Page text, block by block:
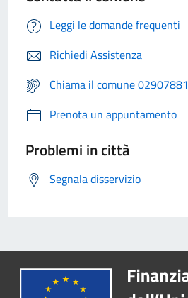
Leggi le domande frequenti
Richiedi Assistenza
Chiama il comune 02907881
Prenota un appuntamento
Problemi in città
Segnala disservizio